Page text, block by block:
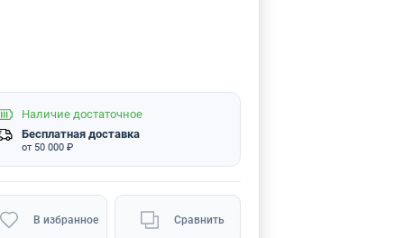
Наличие достаточное
Бесплатная доставка
от 50 000 ₽
В избранное Сравнить